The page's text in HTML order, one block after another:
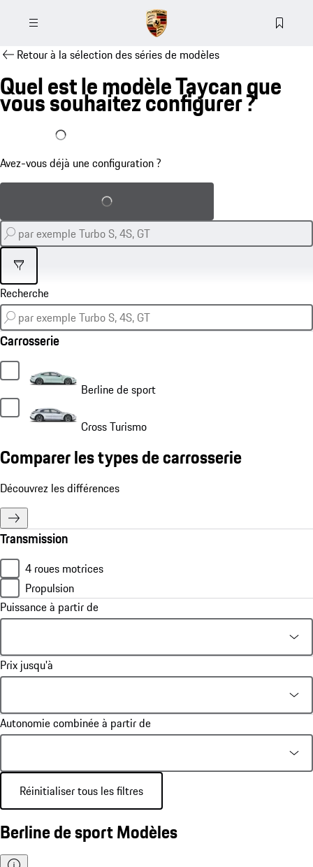
Retour à la sélection des séries de modèles
Quel est le modèle Taycan que
vous souhaitez configurer ?
J'ai déjà une configuration
Avez-vous déjà une configuration ?
Charger la configuration sauvegardée
Filtre
Carrosserie
Berline de sport
Cross Turismo
Comparer les types de carrosserie
Découvrez les différences
Transmission
4 roues motrices
Propulsion
Puissance à partir de
Prix jusqu'à
Autonomie combinée à partir de
Réinitialiser tous les filtres
Berline de sport Modèles